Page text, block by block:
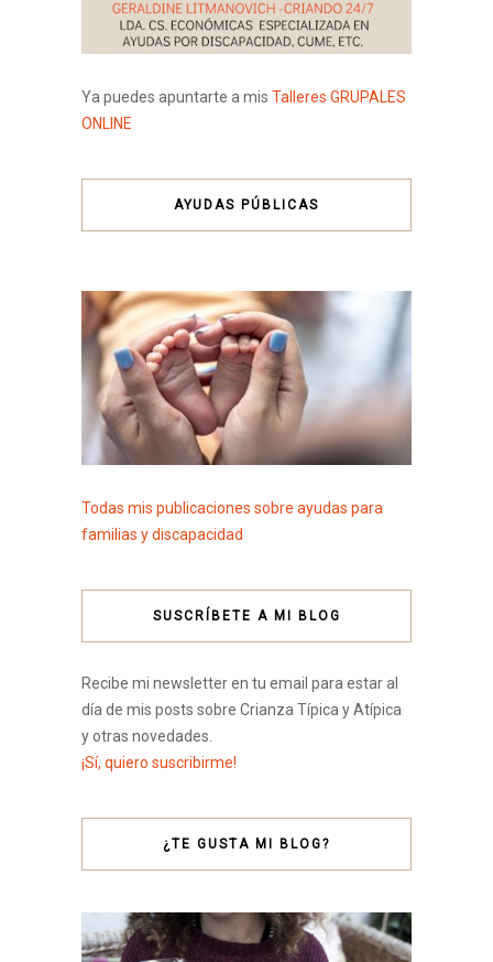
Ya puedes apuntarte a mis Talleres GRUPALES
ONLINE
AYUDAS PÚBLICAS
Todas mis publicaciones sobre ayudas para
familias y discapacidad
SUSCRÍBETE A MI BLOG
Recibe mi newsletter en tu email para estar al
día de mis posts sobre Crianza Típica y Atípica
y otras novedades.
¡Sí, quiero suscribirme!
¿TE GUSTA MI BLOG?